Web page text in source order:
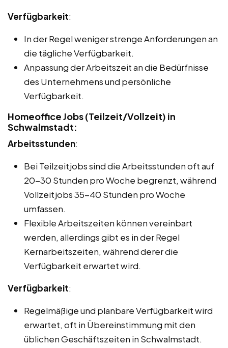
Verfügbarkeit:
In der Regel weniger strenge Anforderungen an
die tägliche Verfügbarkeit.
Anpassung der Arbeitszeit an die Bedürfnisse
des Unternehmens und persönliche
Verfügbarkeit.
Homeoffice Jobs (Teilzeit/Vollzeit) in
Schwalmstadt:
Arbeitsstunden:
Bei Teilzeitjobs sind die Arbeitsstunden oft auf
20-30 Stunden pro Woche begrenzt, während
Vollzeitjobs 35-40 Stunden pro Woche
umfassen.
Flexible Arbeitszeiten können vereinbart
werden, allerdings gibt es in der Regel
Kernarbeitszeiten, während derer die
Verfügbarkeit erwartet wird.
Verfügbarkeit:
Regelmäßige und planbare Verfügbarkeit wird
erwartet, oft in Übereinstimmung mit den
üblichen Geschäftszeiten in Schwalmstadt.